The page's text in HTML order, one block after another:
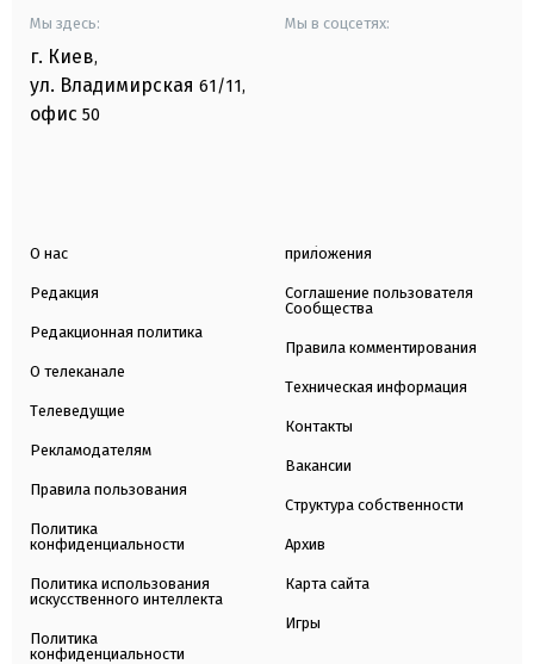
Мы здесь:
г. Киев,
ул. Владимирская 61/11,
офис 50
Мы в соцсетях:
О нас
Редакция
Редакционная политика
О телеканале
Телеведущие
Рекламодателям
Правила пользования
Политика
конфиденциальности
Политика использования
искусственного интеллекта
Политика
конфиденциальности
приложения
Соглашение пользователя
Сообщества
Правила комментирования
Техническая информация
Контакты
Вакансии
Структура собственности
Архив
Карта сайта
Игры